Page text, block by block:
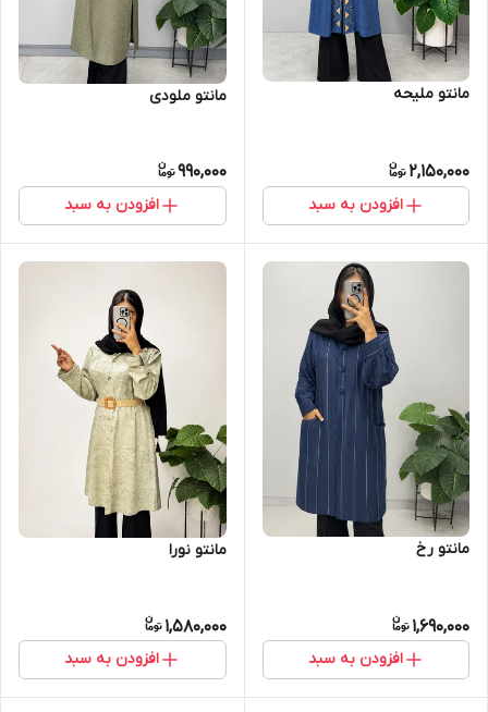
مانتو ملیحه
2,150,000
افزودن به سبد
مانتو ملودی
990,000
افزودن به سبد
مانتو رخ
1,690,000
افزودن به سبد
مانتو نورا
1,580,000
افزودن به سبد